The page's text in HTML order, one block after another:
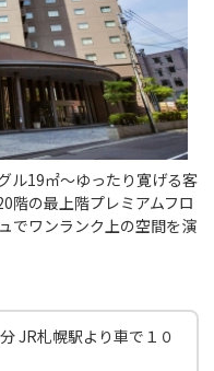
19㎡～ゆったり寛げる客
の最上階プレミアムフロ
でワンランク上の空間を演
JR札幌駅より車で１０